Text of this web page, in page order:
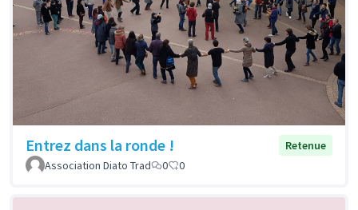
Entrez dans la ronde !
Retenue
Association Diato Trad
0 0